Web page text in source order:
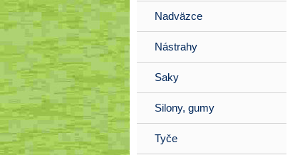
Nadväzce
Nástrahy
Saky
Silony, gumy
Tyče